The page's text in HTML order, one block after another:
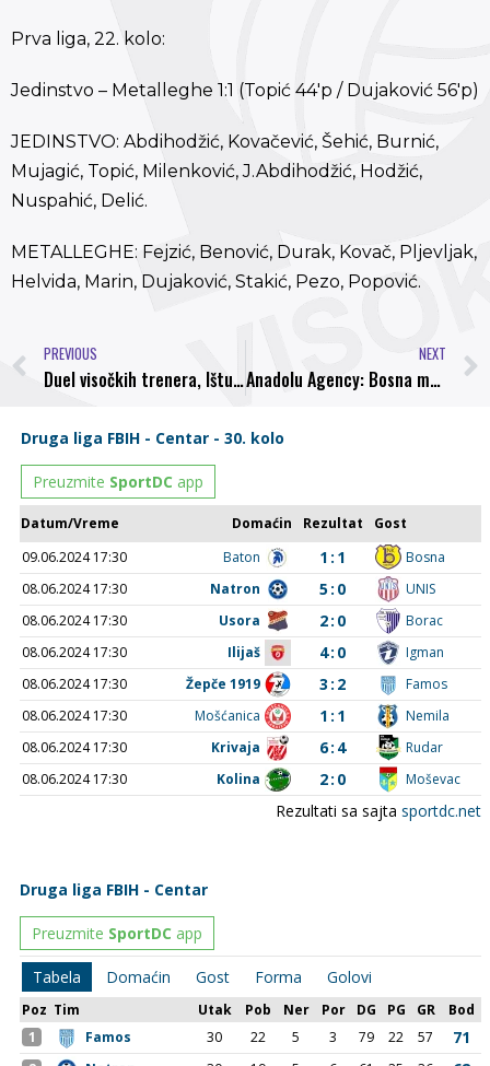
Prva liga, 22. kolo:
Jedinstvo – Metalleghe 1:1 (Topić 44'p / Dujaković 56'p)
JEDINSTVO: Abdihodžić, Kovačević, Šehić, Burnić,
Mujagić, Topić, Milenković, J.Abdihodžić, Hodžić,
Nuspahić, Delić.
METALLEGHE: Fejzić, Benović, Durak, Kovač, Pljevljak,
Helvida, Marin, Dujaković, Stakić, Pezo, Popović.
PREVIOUS
Duel visočkih trenera, Ištuka i Kulovića, završio bez pobjednika
NEXT
Anadolu Agency: Bosna medju kandidatima za ulazak u Premijer ligu